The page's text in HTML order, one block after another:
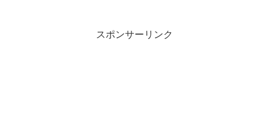
スポンサーリンク